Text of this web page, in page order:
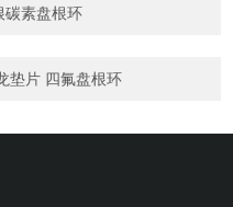
碳素盘根环
垫片 四氟盘根环